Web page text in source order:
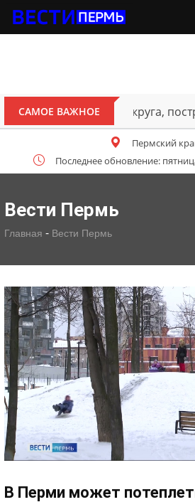
САМОЕ ВАЖНОЕ
Октябрьского округа,
Пермский
Последнее обновление:
Вести Пермь
Главная - Вести Пермь
В Перми может